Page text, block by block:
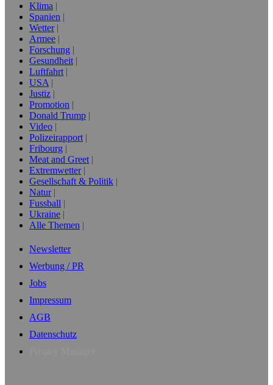
Klima
Spanien
Wetter
Armee
Forschung
Gesundheit
Luftfahrt
USA
Justiz
Promotion
Donald Trump
Video
Polizeirapport
Fribourg
Meat and Greet
Extremwetter
Gesellschaft & Politik
Natur
Fussball
Ukraine
Alle Themen
Newsletter
Werbung / PR
Jobs
Impressum
AGB
Datenschutz